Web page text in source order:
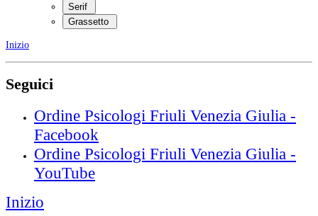
Serif
Grassetto
Inizio
Seguici
Ordine Psicologi Friuli Venezia Giulia -
Facebook
Ordine Psicologi Friuli Venezia Giulia -
YouTube
Inizio